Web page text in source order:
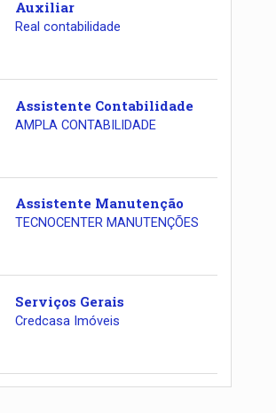
Auxiliar
Real contabilidade
Assistente Contabilidade
AMPLA CONTABILIDADE
Assistente Manutenção
TECNOCENTER MANUTENÇÕES
Serviços Gerais
Credcasa Imóveis